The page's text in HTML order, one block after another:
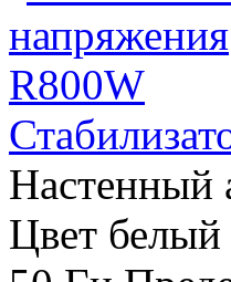
Настенный
Цвет